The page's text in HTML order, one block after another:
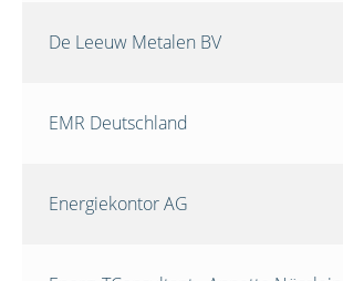
De Leeuw Metalen BV
EMR Deutschland
Energiekontor AG